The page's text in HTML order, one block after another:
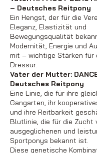
– Deutsches Reitpony
Ein Hengst, der für die
Eleganz, Elastizität und
Bewegungsqualität
Modernität, Energie und
mit – wichtige Stärken für
Dressur.
Vater der Mutter:
Deutsches Reitpony
Eine Linie, die für ihre
Gangarten, ihr
und ihre Reitbarkeit
Blutlinie, die für die Zucht
ausgeglichenen und
Sportponys bekannt ist.
Diese genetische